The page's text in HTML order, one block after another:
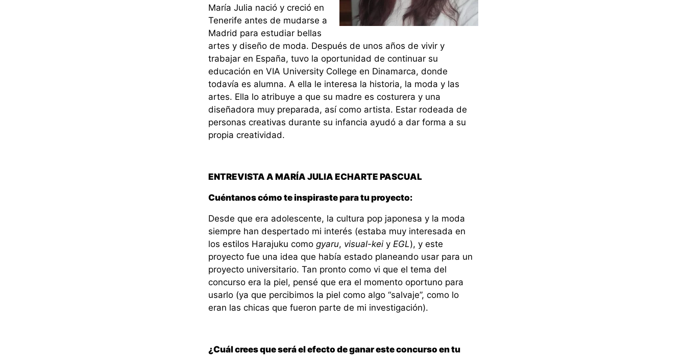
María Julia nació y creció en
Tenerife antes de mudarse a
Madrid para estudiar bellas
artes y diseño de moda. Después de unos años de vivir y
trabajar en España, tuvo la oportunidad de continuar su
educación en VIA University College en Dinamarca, donde
todavía es alumna. A ella le interesa la historia, la moda y las
artes. Ella lo atribuye a que su madre es costurera y una
diseñadora muy preparada, así como artista. Estar rodeada de
personas creativas durante su infancia ayudó a dar forma a su
propia creatividad.
ENTREVISTA A MARÍA JULIA ECHARTE PASCUAL
Cuéntanos cómo te inspiraste para tu proyecto:
Desde que era adolescente, la cultura pop japonesa y la moda
siempre han despertado mi interés (estaba muy interesada en
los estilos Harajuku como gyaru, visual-keiy EGL), y este
proyecto fue una idea que había estado planeando usar para un
proyecto universitario. Tan pronto como vi que el tema del
concurso era la piel, pensé que era el momento oportuno para
usarlo (ya que percibimos la piel como algo “salvaje”, como lo
eran las chicas que fueron parte de mi investigación).
¿Cuál crees que será el efecto de ganar este concurso en tu